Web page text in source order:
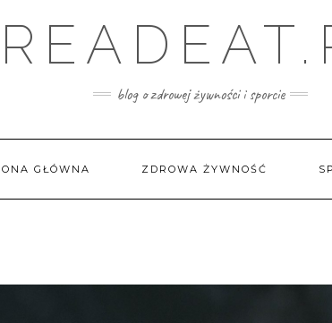
blog o zdrowej żywności i sporcie
GŁÓWNA ZDROWA ŻYWNOŚĆ